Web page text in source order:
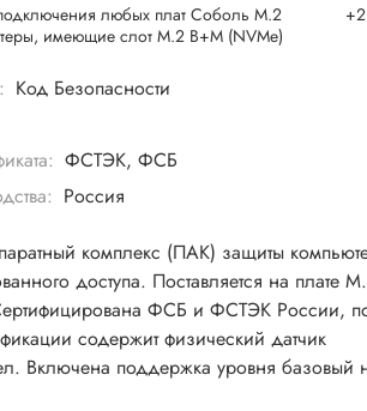
любых плат Соболь М.2
имеющие слот M.2 B+M (NVMe)
+
Код Безопасности
ФСТЭК, ФСБ
Россия
комплекс (ПАК) защиты
доступа. Поставляется на плате
ФСБ и ФСТЭК России,
содержит физический датчик
Включена поддержка уровня базовый